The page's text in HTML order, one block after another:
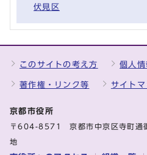
伏見区
このサイトの考え方 個人情
著作権・リンク等 サイトマ
京都市役所
〒604-8571 京都市中京区寺町通
地